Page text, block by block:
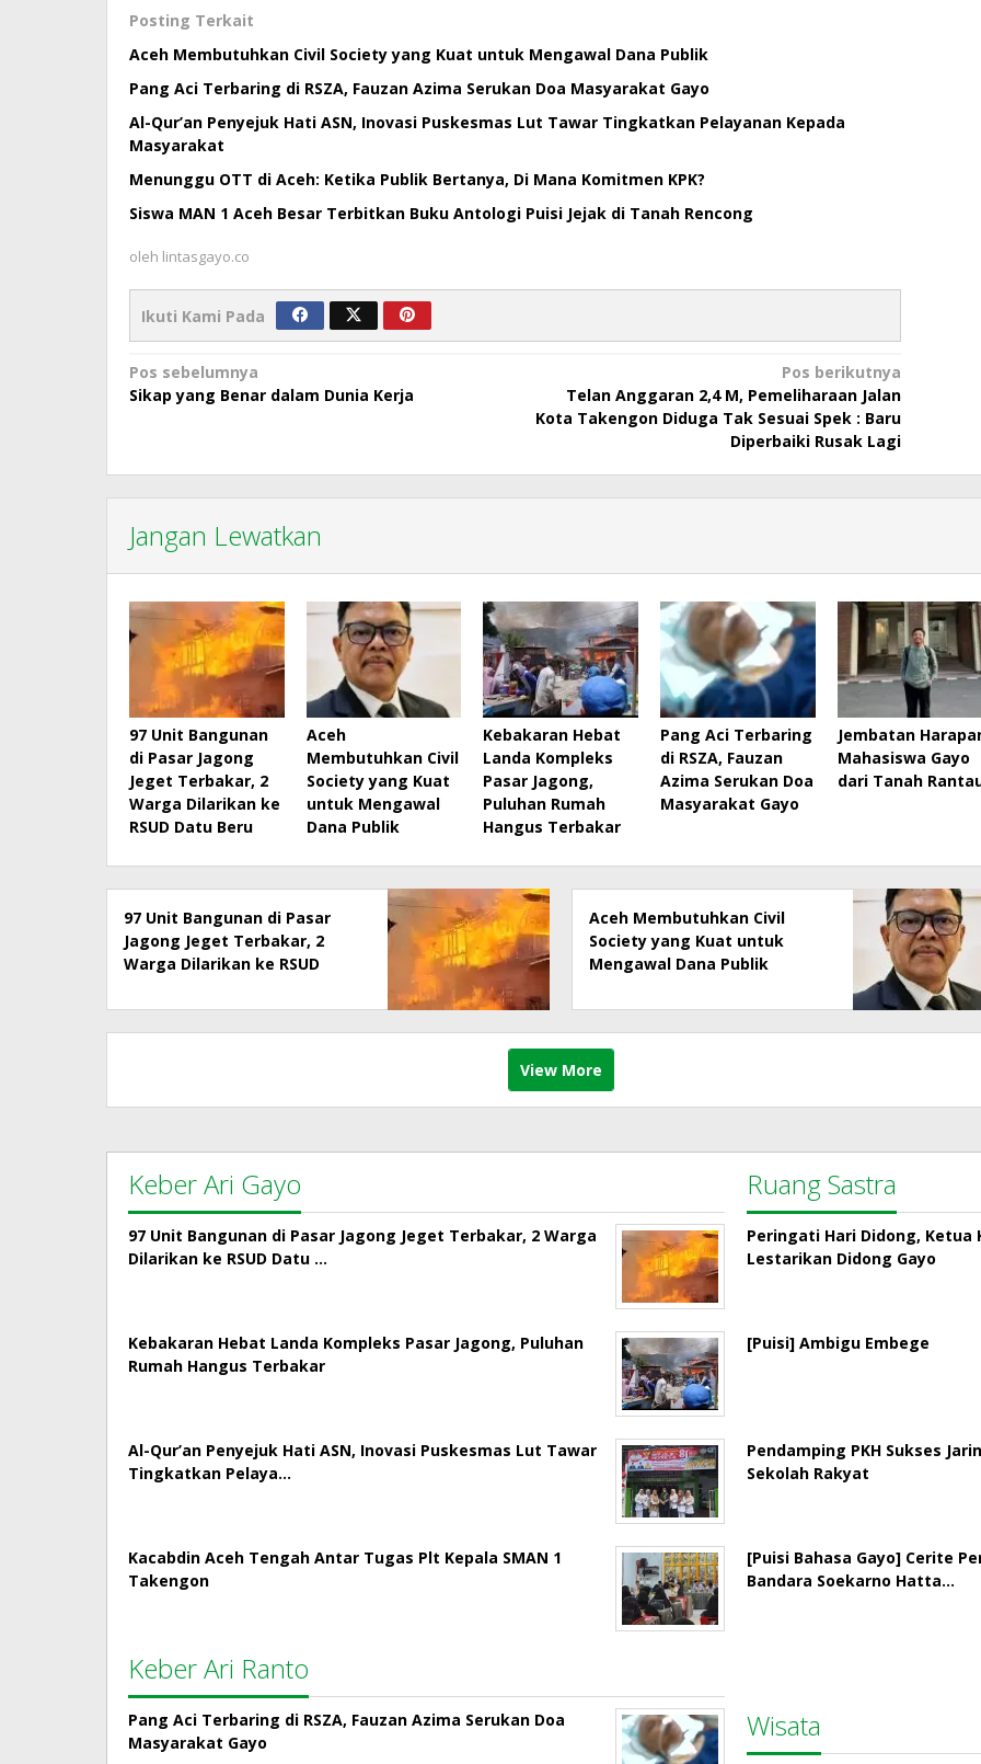
Posting Terkait
Aceh Membutuhkan Civil Society yang Kuat untuk Mengawal Dana Publik
Pang Aci Terbaring di RSZA, Fauzan Azima Serukan Doa Masyarakat Gayo
Al-Qur’an Penyejuk Hati ASN, Inovasi Puskesmas Lut Tawar Tingkatkan Pelayanan Kepada
Masyarakat
Menunggu OTT di Aceh: Ketika Publik Bertanya, Di Mana Komitmen KPK?
Siswa MAN 1 Aceh Besar Terbitkan Buku Antologi Puisi Jejak di Tanah Rencong
oleh lintasgayo.co
Ikuti Kami Pada
Navigasi
pos
Pos sebelumnya
Sikap yang Benar dalam Dunia Kerja
Pos berikutnya
Telan Anggaran 2,4 M, Pemeliharaan Jalan
Kota Takengon Diduga Tak Sesuai Spek : Baru
Diperbaiki Rusak Lagi
Jangan Lewatkan
97 Unit Bangunan
di Pasar Jagong
Jeget Terbakar, 2
Warga Dilarikan ke
RSUD Datu Beru
Aceh
Membutuhkan Civil
Society yang Kuat
untuk Mengawal
Dana Publik
Kebakaran Hebat
Landa Kompleks
Pasar Jagong,
Puluhan Rumah
Hangus Terbakar
Pang Aci Terbaring
di RSZA, Fauzan
Azima Serukan Doa
Masyarakat Gayo
Jembatan
Mahasiswa Gayo
dari Tanah
97 Unit Bangunan di Pasar
Jagong Jeget Terbakar, 2
Warga Dilarikan ke RSUD
Aceh Membutuhkan Civil
Society yang Kuat untuk
Mengawal Dana Publik
View More
Keber Ari Gayo
97 Unit Bangunan di Pasar Jagong Jeget Terbakar, 2 Warga
Dilarikan ke RSUD Datu …
Kebakaran Hebat Landa Kompleks Pasar Jagong, Puluhan
Rumah Hangus Terbakar
Al-Qur’an Penyejuk Hati ASN, Inovasi Puskesmas Lut Tawar
Tingkatkan Pelaya…
Kacabdin Aceh Tengah Antar Tugas Plt Kepala SMAN 1
Takengon
Keber Ari Ranto
Pang Aci Terbaring di RSZA, Fauzan Azima Serukan Doa
Masyarakat Gayo
Ruang Sastra
Peringati Hari Didong, Ketua
Lestarikan Didong Gayo
[Puisi] Ambigu Embege
Pendamping PKH Sukses
Sekolah Rakyat
[Puisi Bahasa Gayo] Cerite
Bandara Soekarno Hatta…
Wisata